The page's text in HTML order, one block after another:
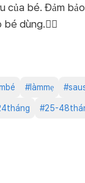
của bé. Đảm
dùng.🙆‍♀️
#làmmẹ #
#25-